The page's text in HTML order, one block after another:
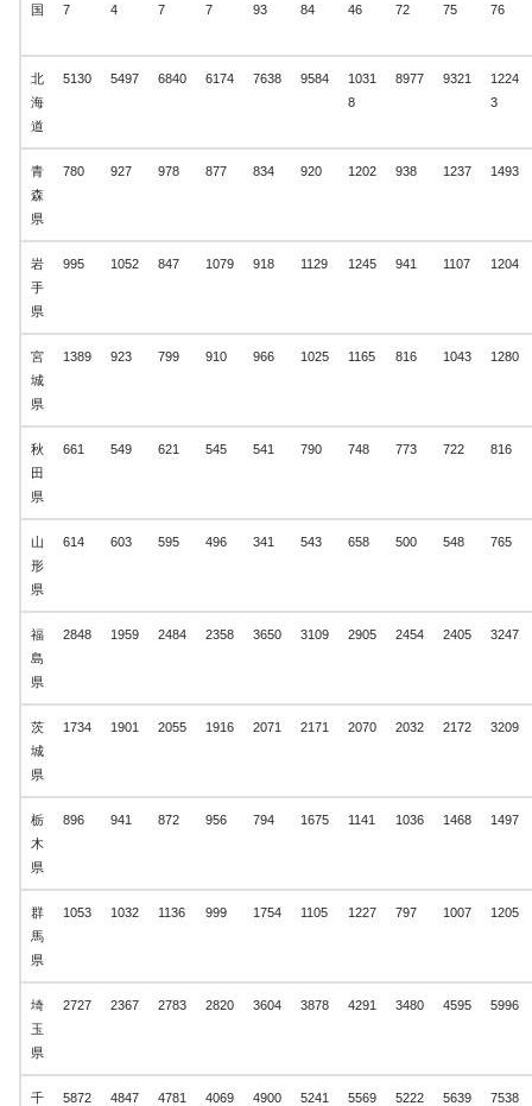
国
7
4
7
7
93
84
46
72
75
76
北
海
道
5130 5497 6840 6174 7638 9584
1031
8
8977 9321
1224
3
青
森
県
780 927 978 877 834 920 1202 938 1237 1493
岩
手
県
995 1052 847 1079 918 1129 1245 941 1107 1204
宮
城
県
1389 923 799 910 966 1025 1165 816 1043 1280
秋
田
県
661 549 621 545 541 790 748 773 722 816
山
形
県
614 603 595 496 341 543 658 500 548 765
福
島
県
2848 1959 2484 2358 3650 3109 2905 2454 2405 3247
茨
城
県
1734 1901 2055 1916 2071 2171 2070 2032 2172 3209
栃
木
県
896 941 872 956 794 1675 1141 1036 1468 1497
群
馬
県
1053 1032 1136 999 1754 1105 1227 797 1007 1205
埼
玉
県
2727 2367 2783 2820 3604 3878 4291 3480 4595 5996
千 5872 4847 4781 4069 4900 5241 5569 5222 5639 7538